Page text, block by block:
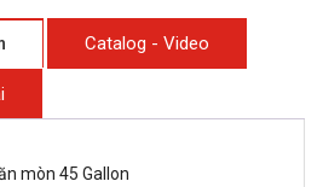
Catalog - Video
mòn 45 Gallon